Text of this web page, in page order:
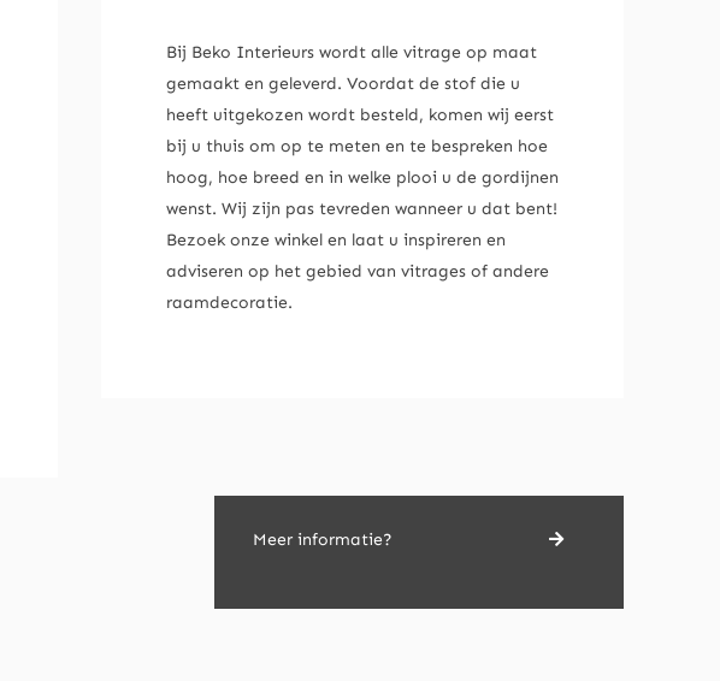
Bij Beko Interieurs wordt alle vitrage op maat
gemaakt en geleverd. Voordat de stof die u
heeft uitgekozen wordt besteld, komen wij eerst
bij u thuis om op te meten en te bespreken hoe
hoog, hoe breed en in welke plooi u de gordijnen
wenst. Wij zijn pas tevreden wanneer u dat bent!
Bezoek onze winkel en laat u inspireren en
adviseren op het gebied van vitrages of andere
raamdecoratie.
Meer informatie?